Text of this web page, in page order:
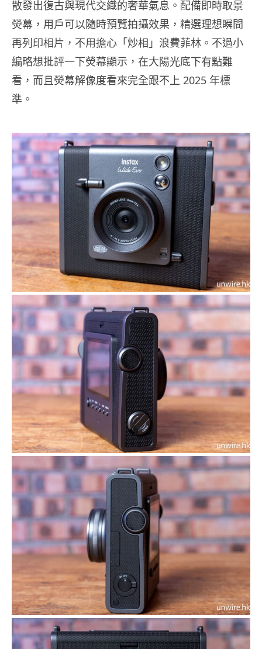
散發出復古與現代交織的奢華氣息。配備即時取景
熒幕，用戶可以隨時預覽拍攝效果，精選理想瞬間
再列印相片，不用擔心「炒相」浪費菲林。不過小
編略想批評一下熒幕顯示，在大陽光底下有點難
看，而且熒幕解像度看來完全跟不上 2025 年標
準。